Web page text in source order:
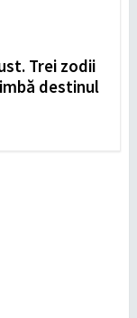
Trei zodii
destinul